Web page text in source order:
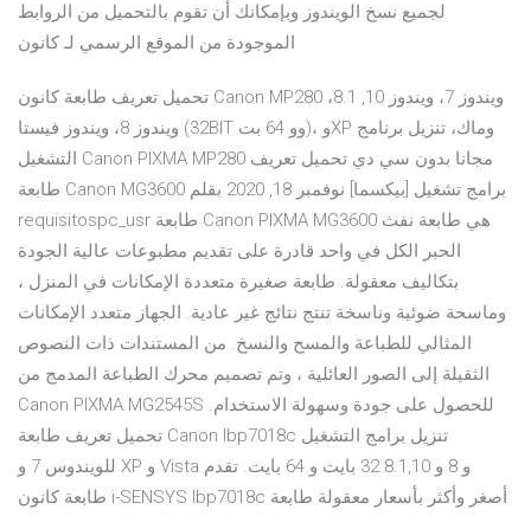
لجميع نسخ الويندوز وبإمكانك أن تقوم بالتحميل من الروابط
الموجودة من الموقع الرسمي لـ كانون
تحميل تعريف طابعة كانون Canon MP280 ويندوز 7، ويندوز 10, 8.1،
ويندوز 8، ويندوز فيستا (32BIT وو 64 بت)، وXP وماك، تنزيل برنامج
التشغيل Canon PIXMA MP280 مجانا بدون سي دي تحميل تعريف
طابعة Canon MG3600 برامج تشغيل [بيكسما] نوفمبر 18, 2020 بقلم
requisitospc_usr طابعة Canon PIXMA MG3600 هي طابعة نفث
الحبر الكل في واحد قادرة على تقديم مطبوعات عالية الجودة
بتكاليف معقولة. طابعة صغيرة متعددة الإمكانات في المنزل ،
وماسحة ضوئية وناسخة تنتج نتائج غير عادية. الجهاز متعدد الإمكانات
المثالي للطباعة والمسح والنسخ. من المستندات ذات النصوص
الثقيلة إلى الصور العائلية ، وتم تصميم محرك الطباعة المدمج من
Canon PIXMA MG2545S للحصول على جودة وسهولة الاستخدام.
تحميل تعريف طابعة Canon lbp7018c تنزيل برامج التشغيل
للويندوس 7 و XP و Vista و 8 و 8.1,10 32 بايت و 64 بايت. تقدم
طابعة كانون i-SENSYS lbp7018c أصغر وأكثر بأسعار معقولة طابعة